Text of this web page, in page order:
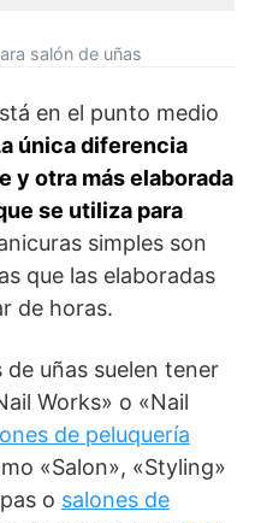
salón de uñas
en el punto medio
única diferencia
y otra más elaborada
se utiliza para
simples son
que las elaboradas
de horas.
uñas suelen tener
Works» o «Nail
de peluquería
«Salon», «Styling»
o salones de